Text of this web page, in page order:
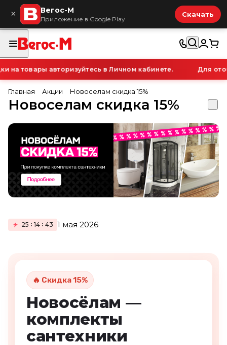
× Вегос-М
Приложение в Google Play
Скачать
товары авторизуйтесь в Личном кабинете. Для
Главная Акции Новоселам скидка 15%
Новоселам скидка 15%
25 14 43 1 мая 2026
🔥 Скидка 15%
Новосёлам —
комплекты
сантехники